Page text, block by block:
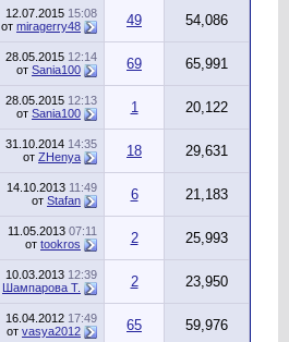
12.07.2015 15:08
от miragerry48 49 54,086
28.05.2015 12:14
от Sania100 69 65,991
28.05.2015 12:13
от Sania100 1 20,122
31.10.2014 14:35
от ZHenya 18 29,631
14.10.2013 11:49
от Stafan 6 21,183
11.05.2013 07:11
от tookros 2 25,993
10.03.2013 12:39
Шампарова Т. 2 23,950
16.04.2012 17:49
от vasya2012 65 59,976